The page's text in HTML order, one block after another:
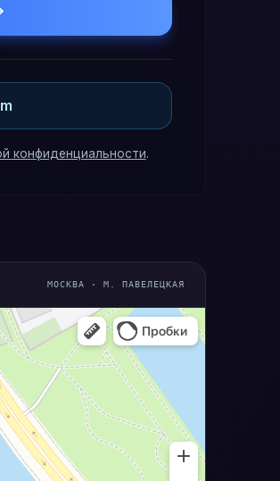
конфиденциальности.
МОСКВА · М. ПАВЕЛЕЦКАЯ